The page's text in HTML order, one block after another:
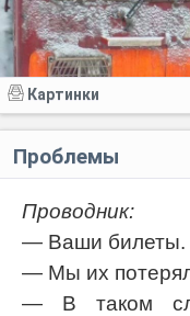
Картинки
Проблемы
Проводник:
— Ваши билеты.
— Мы их
— В таком